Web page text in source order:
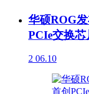
华硕ROG
PCIe交换
2 06.10